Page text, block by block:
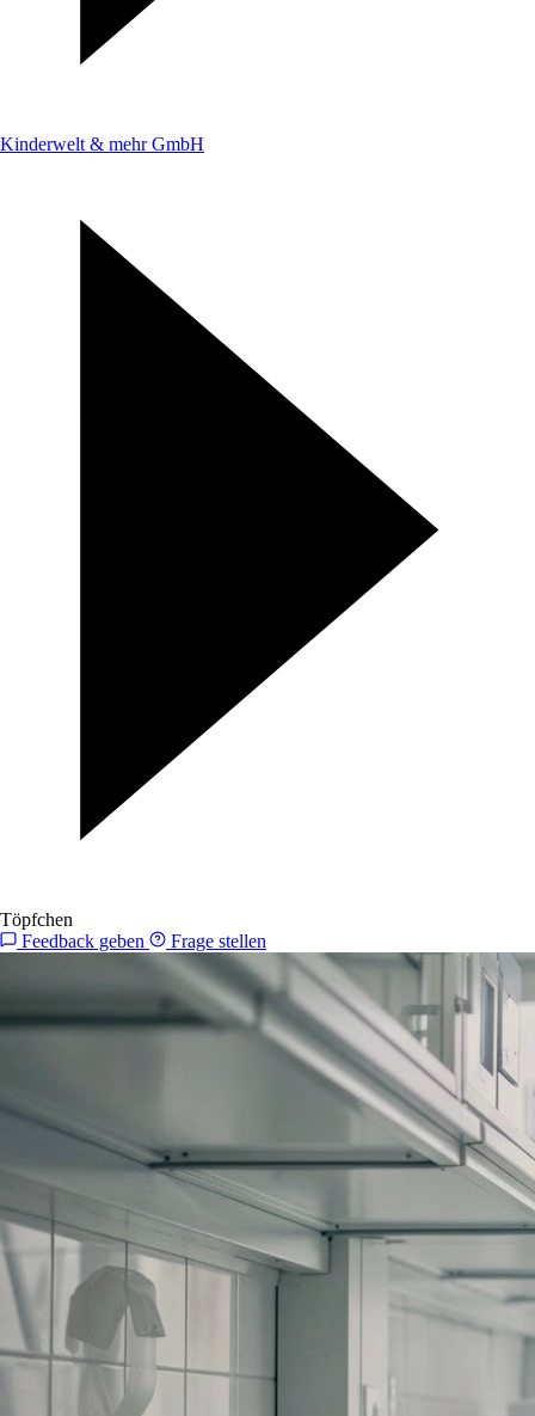
Kinderwelt & mehr GmbH
Töpfchen
Feedback geben
Frage stellen